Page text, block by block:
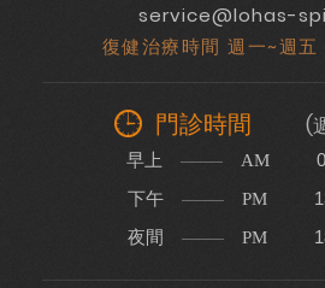
service@lohas-
復健治療時間 週一~週
門診時間 (
早上 AM
下午 PM
夜間 PM